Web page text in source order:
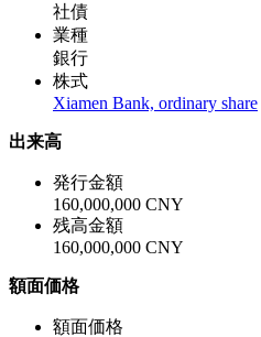
社債
業種
銀行
株式
Xiamen Bank, ordinary share
出来高
発行金額
160,000,000 CNY
残高金額
160,000,000 CNY
額面価格
額面価格